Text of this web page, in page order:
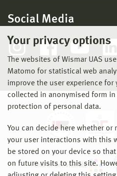
Your privacy options
The websites of Wismar UAS
Matomo for statistical web
improve the user experience
collected in anonymised form
protection of personal data.
You can decide here whether
your user interactions with this
be stored on your device so
on future visits to this site.
Social Media